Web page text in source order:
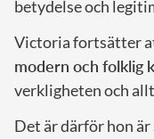
betydelse och
Victoria fortsätter
modern och folklig
verkligheten och
Det är därför hon